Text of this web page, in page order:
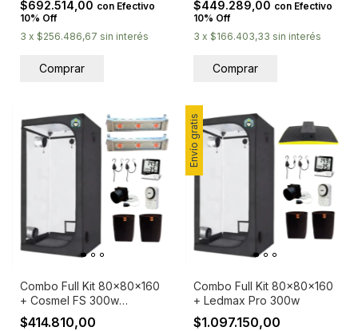
$692.514,00 con Efectivo
10% Off
3 x $256.486,67 sin interés
$449.289,00 con Efectivo
10% Off
3 x $166.403,33 sin interés
Combo Full Kit 80x80x160
+ Cosmel FS 300w
(150wx2)
$414.810,00
Envío gratis
Combo Full Kit 80x80x160
+ Ledmax Pro 300w
$1.097.150,00